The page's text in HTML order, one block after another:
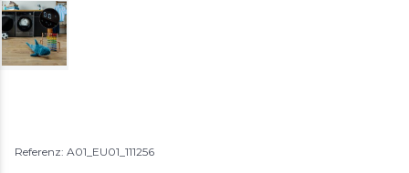
Referenz: A01_EU01_111256